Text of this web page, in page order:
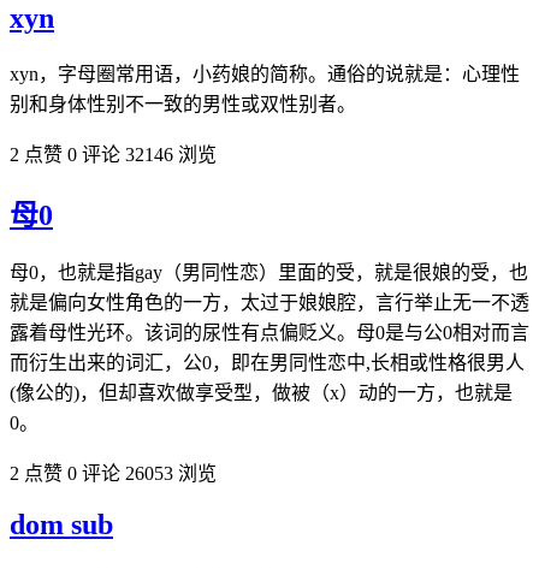
xyn
xyn，字母圈常用语，小药娘的简称。通俗的说就是：心理性
别和身体性别不一致的男性或双性别者。
2 点赞 0 评论 32146 浏览
母0
母0，也就是指gay（男同性恋）里面的受，就是很娘的受，也
就是偏向女性角色的一方，太过于娘娘腔，言行举止无一不透
露着母性光环。该词的尿性有点偏贬义。母0是与公0相对而言
而衍生出来的词汇，公0，即在男同性恋中,长相或性格很男人
(像公的)，但却喜欢做享受型，做被（x）动的一方，也就是
0。
2 点赞 0 评论 26053 浏览
dom sub